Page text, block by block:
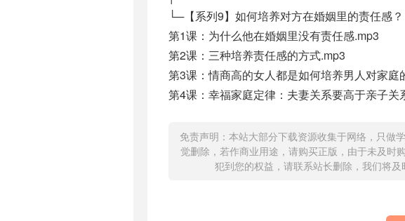
└─【系列9】如何培养对方在婚姻里的责任感？
第1课：为什么他在婚姻里没有责任感.mp3
第2课：三种培养责任感的方式.mp3
第3课：情商高的女人都是如何培养男人对家庭
第4课：幸福家庭定律：夫妻关系要高于亲子关
免责声明：本站大部分下载资源收集于网络，只做
觉删除，若作商业用途，请购买正版，由于未及时
犯到您的权益，请联系站长删除，我们将及